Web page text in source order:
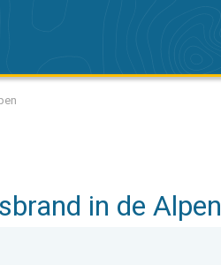
in de Alpen